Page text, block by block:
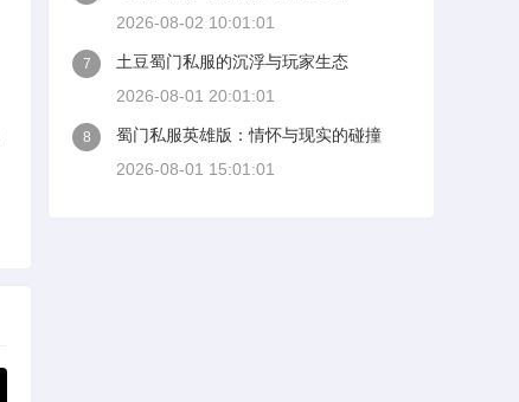
2026-08-02 10:01:01
7
土豆蜀门私服的沉浮与玩家生态
2026-08-01 20:01:01
8
蜀门私服英雄版：情怀与现实的碰撞
2026-08-01 15:01:01